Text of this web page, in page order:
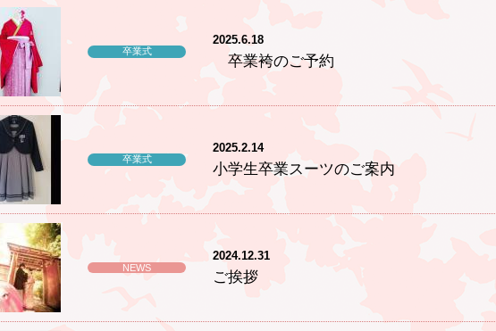
卒業式
2025.6.18
卒業袴のご予約
卒業式
2025.2.14
小学生卒業スーツのご案内
NEWS
2024.12.31
ご挨拶